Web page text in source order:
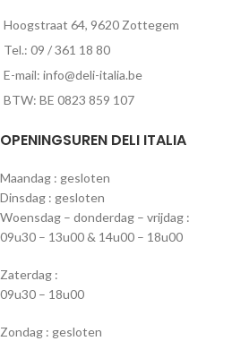
Hoogstraat 64, 9620 Zottegem
Tel.: 09 / 361 18 80
E-mail: info@deli-italia.be
BTW: BE 0823 859 107
OPENINGSUREN DELI ITALIA
Maandag : gesloten
Dinsdag : gesloten
Woensdag – donderdag – vrijdag :
09u30 – 13u00 & 14u00 – 18u00
Zaterdag :
09u30 – 18u00
Zondag : gesloten